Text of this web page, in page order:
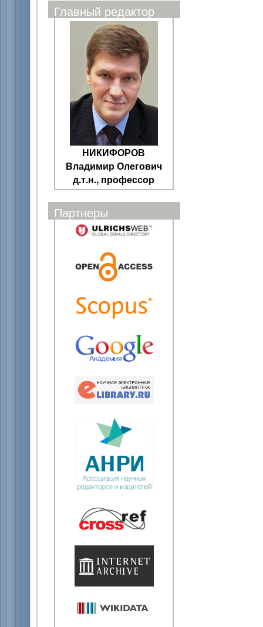
Главный редактор
НИКИФОРОВ
Владимир Олегович
д.т.н., профессор
Партнеры